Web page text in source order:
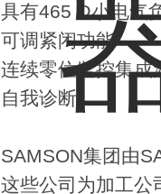
具有465 Ω小电气
可调紧闭功能
连续零位监控集成
自我诊断
SAMSON集团由
这些公司为加工公